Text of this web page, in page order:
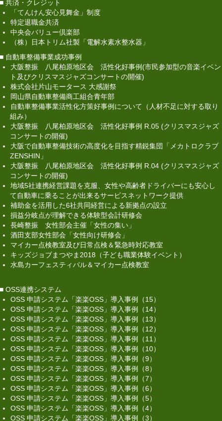
■ 共済・クレジット
「てんけん安心見舞金」制度
特定退職金共済
中央会バリュー倶楽部
（株）日本トリム社製「電解水素水整水器」
■ 自動車整備事業成功事例
大阪整振 八尾柏原地区会 活性化好事例(市民参加型の音楽イベン
ト及びクリスマスジャズコンサートの開催)
株式会社片山モータース 大感謝祭
岡山県自動車整備商工組合青年部
自動車整備事業活性化方策好事例について（人材不足に対する取り
組み）
大阪整振 八尾柏原地区会 活性化好事例 R.05 (クリスマスジャズ
コンサートの開催)
大阪で自動車整備技術の高度化を目指す精鋭集団「メカトロクラブ
ZENSHIN」
大阪整振 八尾柏原地区会 活性化好事例 R.04 (クリスマスジャズ
コンサートの開催)
地域5社連携経営課題を克服、女性や高齢者ドライバーにも安心し
て自動車に乗ることが出来るサービスネットワーク提供
補助金を活用した6社共同経営による新拠点の設立
損益分岐点が理解できる体験型会計研修会
長崎整振 女性部会主催「女性の集い」
酒田支部女性部会「女性向け研修会」
マイカー点検教室及び日常点検＆緊急時対応教室
キッズジョブまつやま2018（子ども職業体験イベント）
水島カーフェスティバル＆マイカー点検教室
■ OSS連携システム
OSS 申請システム「楽楽OSS」導入事例（15）
OSS 申請システム「楽楽OSS」導入事例（14）
OSS 申請システム「楽楽OSS」導入事例（13）
OSS 申請システム「楽楽OSS」導入事例（12）
OSS 申請システム「楽楽OSS」導入事例（11）
OSS 申請システム「楽楽OSS」導入事例（10）
OSS 申請システム「楽楽OSS」導入事例（9）
OSS 申請システム「楽楽OSS」導入事例（8）
OSS 申請システム「楽楽OSS」導入事例（7）
OSS 申請システム「楽楽OSS」導入事例（6）
OSS 申請システム「楽楽OSS」導入事例（5）
OSS 申請システム「楽楽OSS」導入事例（4）
OSS 申請システム「楽楽OSS」導入事例（3）